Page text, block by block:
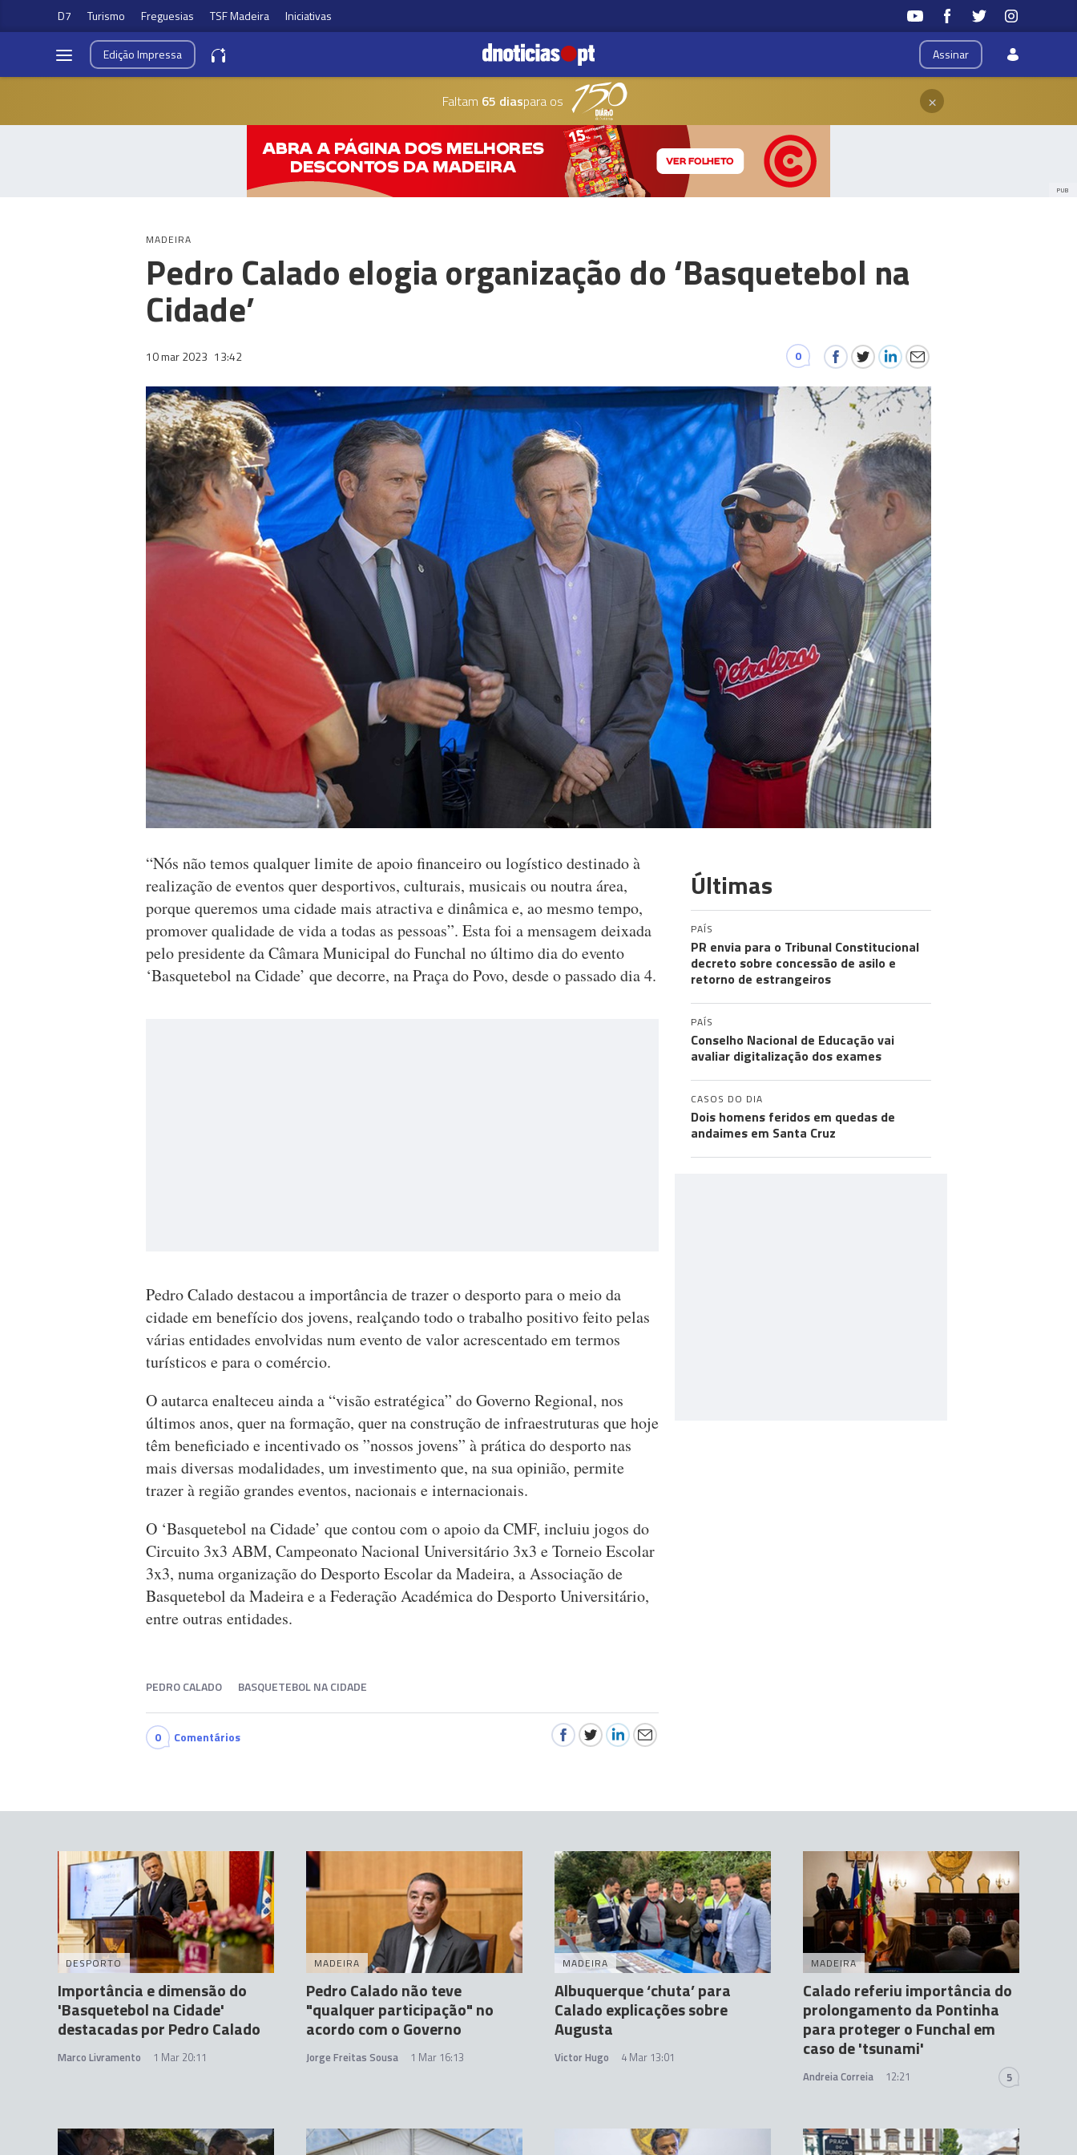
D7 Turismo Freguesias TSF Madeira Iniciativas
Assinar
EdiçãoImpressa
Faltam 65 diaspara os ×
PUB
MADEIRA
Pedro Calado elogia organização do ‘Basquetebol na
Cidade’
10 mar 2023 13:42 0
“Nós não temos qualquer limite de apoio financeiro ou logístico destinado à
realização de eventos quer desportivos, culturais, musicais ou noutra área,
porque queremos uma cidade mais atractiva e dinâmica e, ao mesmo tempo,
promover qualidade de vida a todas as pessoas”. Esta foi a mensagem deixada
pelo presidente da Câmara Municipal do Funchal no último dia do evento
‘Basquetebol na Cidade’ que decorre, na Praça do Povo, desde o passado dia 4.
Pedro Calado destacou a importância de trazer o desporto para o meio da
cidade em benefício dos jovens, realçando todo o trabalho positivo feito pelas
várias entidades envolvidas num evento de valor acrescentado em termos
turísticos e para o comércio.
O autarca enalteceu ainda a “visão estratégica” do Governo Regional, nos
últimos anos, quer na formação, quer na construção de infraestruturas que hoje
têm beneficiado e incentivado os ”nossos jovens” à prática do desporto nas
mais diversas modalidades, um investimento que, na sua opinião, permite
trazer à região grandes eventos, nacionais e internacionais.
O ‘Basquetebol na Cidade’ que contou com o apoio da CMF, incluiu jogos do
Circuito 3x3 ABM, Campeonato Nacional Universitário 3x3 e Torneio Escolar
3x3, numa organização do Desporto Escolar da Madeira, a Associação de
Basquetebol da Madeira e a Federação Académica do Desporto Universitário,
entre outras entidades.
PEDRO CALADO BASQUETEBOL NA CIDADE
0 Comentários
Últimas
PAÍS
PR envia para o Tribunal Constitucional
decreto sobre concessão de asilo e
retorno de estrangeiros
PAÍS
Conselho Nacional de Educação vai
avaliar digitalização dos exames
CASOS DO DIA
Dois homens feridos em quedas de
andaimes em Santa Cruz
DESPORTO
Importância e dimensão do
'Basquetebol na Cidade'
destacadas por Pedro Calado
Marco Livramento 1 Mar 20:11
MADEIRA
Pedro Calado não teve
"qualquer participação" no
acordo com o Governo
Jorge Freitas Sousa 1 Mar 16:13
MADEIRA
Albuquerque ‘chuta’ para
Calado explicações sobre
Augusta
Victor Hugo 4 Mar 13:01
MADEIRA
Calado referiu importância do
prolongamento da Pontinha
para proteger o Funchal em
caso de 'tsunami'
Andreia Correia 12:21 5